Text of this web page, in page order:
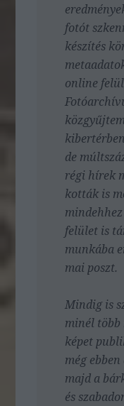
fotót
készítés
online
de
régi hírek
kották is
felület is
munkába
mai poszt.
Mindig is
minél több
képet
még
majd a
és